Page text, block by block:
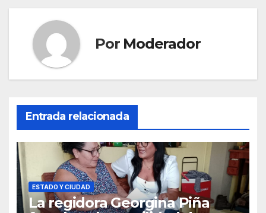
Por Moderador
Entrada relacionada
ESTADO Y CIUDAD
La regidora Georgina Piña